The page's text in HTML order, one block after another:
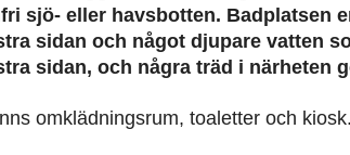
sjö- eller havsbotten. Badplatsen
sidan och något djupare vatten
sidan, och några träd i närheten
omklädningsrum, toaletter och kiosk.